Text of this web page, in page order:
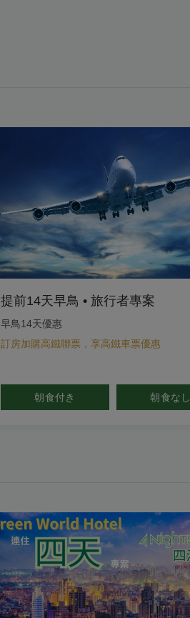
提前14天早鳥 • 旅行者專案
早鳥14天優惠
訂房加購高鐵聯票，享高鐵車票優惠
朝食付き 朝食なし